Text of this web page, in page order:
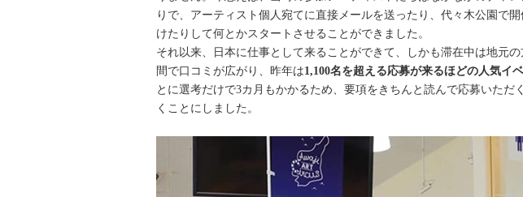
りで、アーティスト個人宛てに直接メールを送ったり、代々木公園で
けたりして何とかスタートさせることができました。
それ以来、日本に仕事として来ることができて、しかも滞在中は地元
間で口コミが広がり、昨年は1,100名を超える応募が来るほどの人気イ
とに選考だけで3カ月もかかるため、要項をきちんと読んで応募いただ
くことにしました。